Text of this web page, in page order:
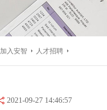
加入安智 人才招聘
2021-09-27 14:46:57